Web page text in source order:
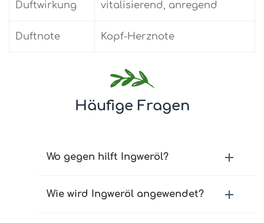
Duftwirkung vitalisierend, anregend
Duftnote Kopf-Herznote
Häufige Fragen
Wo gegen hilft Ingweröl?
Wie wird Ingweröl angewendet?